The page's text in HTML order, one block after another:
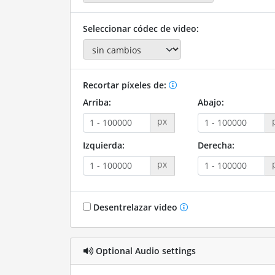
Seleccionar códec de video:
Recortar píxeles de:
Arriba:
px
Abajo:
Izquierda:
px
Derecha:
Desentrelazar video
Optional Audio settings